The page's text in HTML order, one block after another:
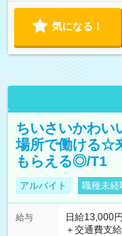
気になる！
ちいさいかわい
場所で働ける☆
もらえる◎/T1
アルバイト 職種未経
給与
日給13,000
＋交通費支給 ★交通費全額支給！ ┗案件により規定あり ★日払